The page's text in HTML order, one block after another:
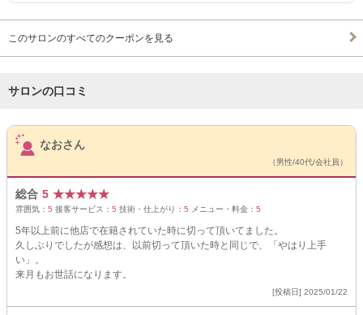
このサロンのすべてのクーポンを見る
サロンの口コミ
サロンPick Up
なおさん
（男性/40代/会社員）
総合 5 ★★★★★
雰囲気： 5 接客サービス： 5 技術・仕上がり： 5 メニュー・料金： 5
5年以上前に他店で在籍されていた時に切って頂いてました。
久しぶりでしたが感想は、以前切って頂いた時と同じで、「やはり上手
い」。
来月もお世話になります。
[投稿日] 2025/01/22